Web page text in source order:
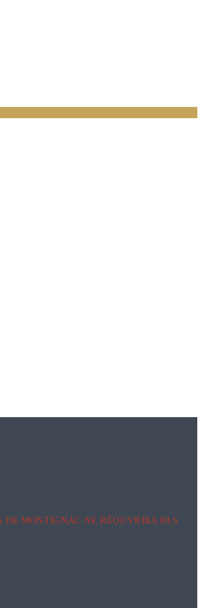
DE MONTIGNAC NE RÉOUVRIRA PAS